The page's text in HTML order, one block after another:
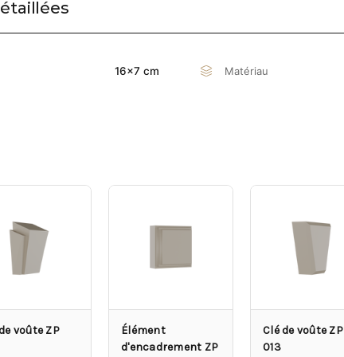
16x7 cm Matériau
voûte ZP
Élément
d'encadrement ZP
Clé de voûte ZP
013